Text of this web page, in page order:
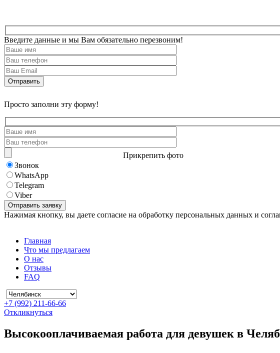
Введите данные и мы Вам обязательно перезвоним!
Просто заполни эту форму!
Прикрепить фото
Звонок
WhatsApp
Telegram
Viber
Нажимая кнопку, вы даете согласие на обработку персональных данных и
Главная
Что мы предлагаем
О нас
Отзывы
FAQ
+7 (992) 211-66-66
Откликнуться
Высокооплачиваемая работа для девушек в